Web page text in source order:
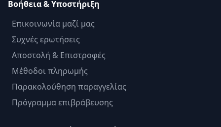
Βοήθεια & Υποστήριξη
Επικοινωνία μαζί μας
Συχνές ερωτήσεις
Αποστολή & Επιστροφές
Μέθοδοι πληρωμής
Παρακολούθηση παραγγελίας
Πρόγραμμα επιβράβευσης